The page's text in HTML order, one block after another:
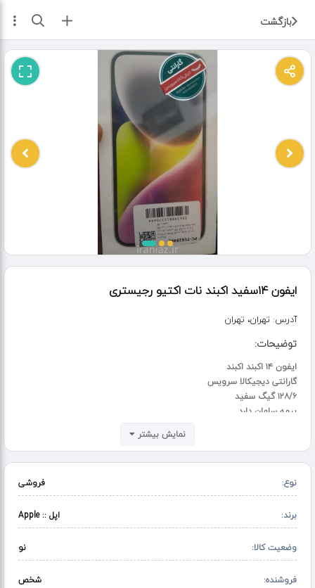
بازگشت ثبت آگهی
ایفون ۱۴سفید اکبند نات اکتیو رجیستری
آدرس: تهران، تهران
توضیحات:
ایفون ۱۴ اکبند اکبند
گارانتی دیجیکالا سرویس
۱۲۸/۶ گیگ سفید
بیمه سامان دارد
دو سیم
نمایش بیشتر
نوع: فروشی
برند: اپل :: Apple
وضعیت کالا: نو
فروشنده: شخص